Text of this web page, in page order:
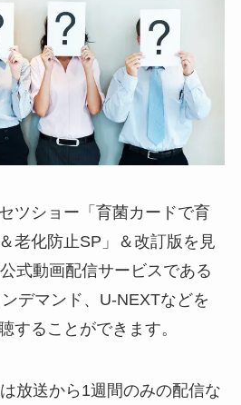
ツショー「育菌カードで育
老化防止SP」＆改訂版を見
式動画配信サービスである
デマンド、U-NEXTなどを
することができます。
放送から1週間のみの配信な